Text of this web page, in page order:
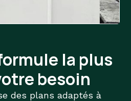
la plus
besoin
des plans adaptés à